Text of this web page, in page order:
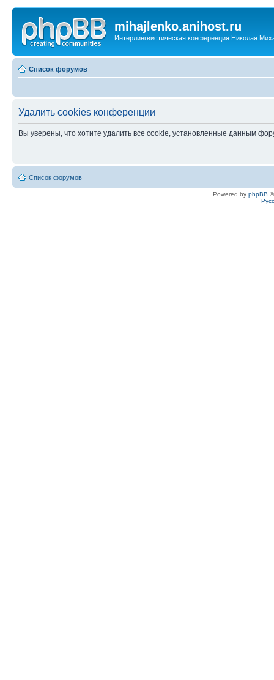
mihajlenko.anihost.ru
Интерлингвистическая конференция Николая
Список форумов
Удалить cookies конференции
Вы уверены, что хотите удалить все cookie, установленные данным
Список форумов
Powered by phpBB